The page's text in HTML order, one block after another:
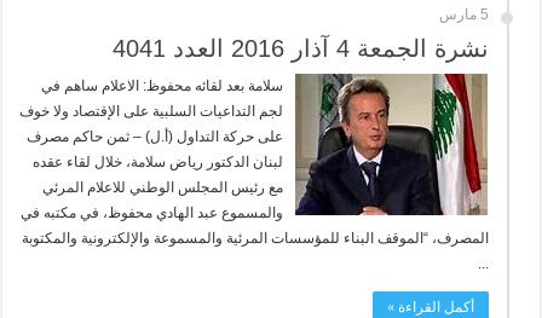
5 مارس
نشرة الجمعة 4 آذار 2016 العدد 4041
سلامة بعد لقائه محفوظ: الاعلام ساهم في
لجم التداعيات السلبية على الإقتصاد ولا خوف
على حركة التداول (أ.ل) – ثمن حاكم مصرف
لبنان الدكتور رياض سلامة، خلال لقاء عقده
مع رئيس المجلس الوطني للاعلام المرئي
والمسموع عبد الهادي محفوظ، في مكتبه في
المصرف، “الموقف البناء للمؤسسات المرئية والمسموعة والإلكترونية والمكتوبة
...
أكمل القراءة »